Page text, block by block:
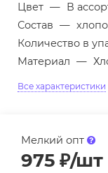
Цвет — В
Состав —
Количество в
Материал —
Все характеристики
Мелкий опт
975 ₽/шт